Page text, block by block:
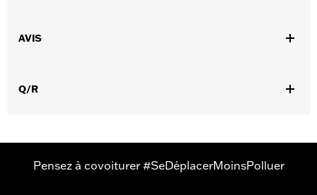
FLHX, FLTRX, FLTRXSTSE à partir de 2024, FLHXU à partir de
nécessiter une mise à jour Digital Technician par un
Diamètre:1.5
AVIS
Q/R
Pensez à covoiturer #SeDéplacerMoinsPolluer